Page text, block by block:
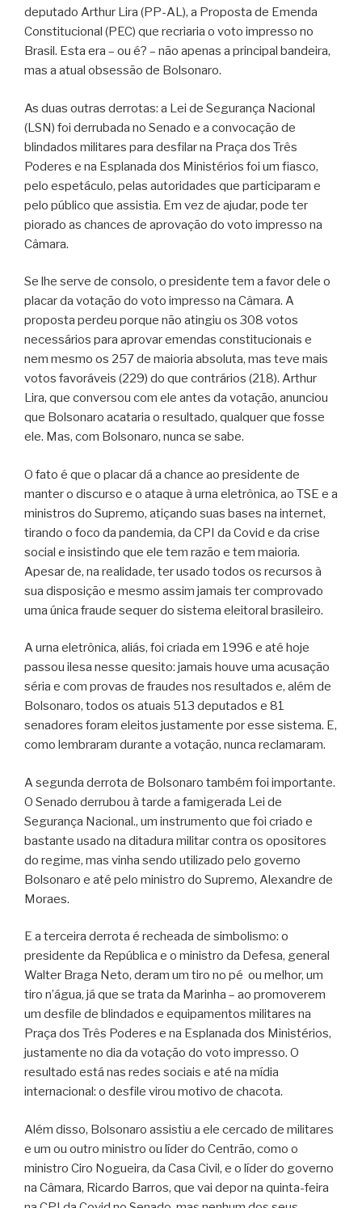
deputado Arthur Lira (PP-AL), a Proposta de Emenda
Constitucional (PEC) que recriaria o voto impresso no
Brasil. Esta era – ou é? – não apenas a principal bandeira,
mas a atual obsessão de Bolsonaro.
As duas outras derrotas: a Lei de Segurança Nacional
(LSN) foi derrubada no Senado e a convocação de
blindados militares para desfilar na Praça dos Três
Poderes e na Esplanada dos Ministérios foi um fiasco,
pelo espetáculo, pelas autoridades que participaram e
pelo público que assistia. Em vez de ajudar, pode ter
piorado as chances de aprovação do voto impresso na
Câmara.
Se lhe serve de consolo, o presidente tem a favor dele o
placar da votação do voto impresso na Câmara. A
proposta perdeu porque não atingiu os 308 votos
necessários para aprovar emendas constitucionais e
nem mesmo os 257 de maioria absoluta, mas teve mais
votos favoráveis (229) do que contrários (218). Arthur
Lira, que conversou com ele antes da votação, anunciou
que Bolsonaro acataria o resultado, qualquer que fosse
ele. Mas, com Bolsonaro, nunca se sabe.
O fato é que o placar dá a chance ao presidente de
manter o discurso e o ataque à urna eletrônica, ao TSE e a
ministros do Supremo, atiçando suas bases na internet,
tirando o foco da pandemia, da CPI da Covid e da crise
social e insistindo que ele tem razão e tem maioria.
Apesar de, na realidade, ter usado todos os recursos à
sua disposição e mesmo assim jamais ter comprovado
uma única fraude sequer do sistema eleitoral brasileiro.
A urna eletrônica, aliás, foi criada em 1996 e até hoje
passou ilesa nesse quesito: jamais houve uma acusação
séria e com provas de fraudes nos resultados e, além de
Bolsonaro, todos os atuais 513 deputados e 81
senadores foram eleitos justamente por esse sistema. E,
como lembraram durante a votação, nunca reclamaram.
A segunda derrota de Bolsonaro também foi importante.
O Senado derrubou à tarde a famigerada Lei de
Segurança Nacional., um instrumento que foi criado e
bastante usado na ditadura militar contra os opositores
do regime, mas vinha sendo utilizado pelo governo
Bolsonaro e até pelo ministro do Supremo, Alexandre de
Moraes.
E a terceira derrota é recheada de simbolismo: o
presidente da República e o ministro da Defesa, general
Walter Braga Neto, deram um tiro no pé ou melhor, um
tiro n’água, já que se trata da Marinha – ao promoverem
um desfile de blindados e equipamentos militares na
Praça dos Três Poderes e na Esplanada dos Ministérios,
justamente no dia da votação do voto impresso. O
resultado está nas redes sociais e até na mídia
internacional: o desfile virou motivo de chacota.
Além disso, Bolsonaro assistiu a ele cercado de militares
e um ou outro ministro ou líder do Centrão, como o
ministro Ciro Nogueira, da Casa Civil, e o líder do governo
na Câmara, Ricardo Barros, que vai depor na quinta-feira